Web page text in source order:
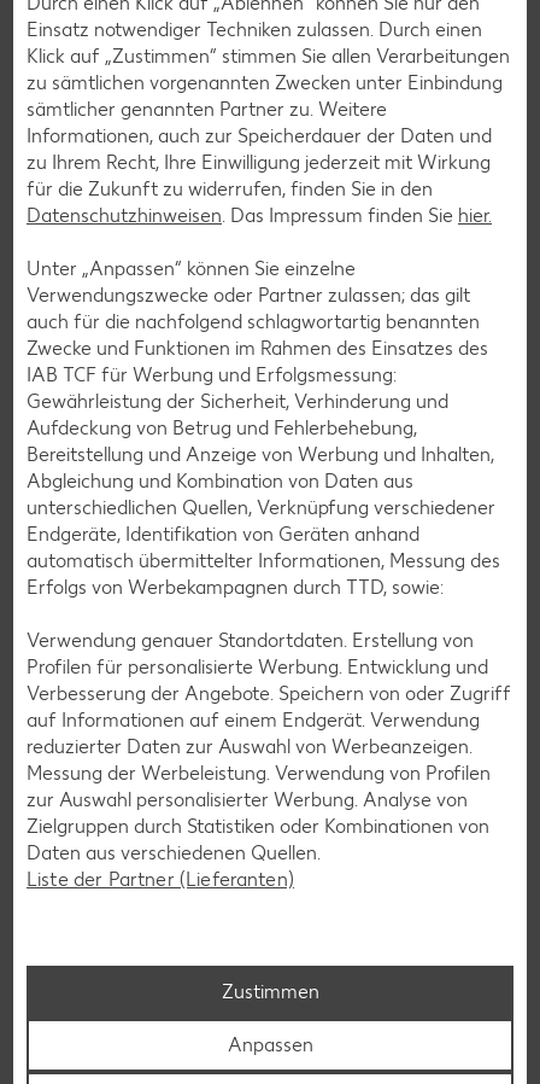
dass unsere Kunden mit uns zufrieden sind und gerne in
unseren Filialen einkaufen.
Zu Kaufland Services
Service an unseren Kassen
Du kannst an unseren Kassen mit der Girocard, Kreditkarte
oder deinem Smartphone bezahlen sowie Bargeld abheben
Mehr erfahren
Einsatz notwendiger Techniken zulassen. Durch einen
Klick auf „Zustimmen“ stimmen Sie allen Verarbeitungen
zu sämtlichen vorgenannten Zwecken unter Einbindung
sämtlicher genannten Partner zu. Weitere
Informationen, auch zur Speicherdauer der Daten und
zu Ihrem Recht, Ihre Einwilligung jederzeit mit Wirkung
für die Zukunft zu widerrufen, finden Sie in den
Datenschutzhinweisen. Das Impressum finden Sie hier.
Unter „Anpassen“ können Sie einzelne
Verwendungszwecke oder Partner zulassen; das gilt
auch für die nachfolgend schlagwortartig benannten
Zwecke und Funktionen im Rahmen des Einsatzes des
IAB TCF für Werbung und Erfolgsmessung:
Gewährleistung der Sicherheit, Verhinderung und
Aufdeckung von Betrug und Fehlerbehebung,
Bereitstellung und Anzeige von Werbung und Inhalten,
Abgleichung und Kombination von Daten aus
unterschiedlichen Quellen, Verknüpfung verschiedener
Endgeräte, Identifikation von Geräten anhand
automatisch übermittelter Informationen, Messung des
Erfolgs von Werbekampagnen durch TTD, sowie:
Verwendung genauer Standortdaten. Erstellung von
Profilen für personalisierte Werbung. Entwicklung und
Verbesserung der Angebote. Speichern von oder Zugriff
auf Informationen auf einem Endgerät. Verwendung
reduzierter Daten zur Auswahl von Werbeanzeigen.
Messung der Werbeleistung. Verwendung von Profilen
zur Auswahl personalisierter Werbung. Analyse von
Zielgruppen durch Statistiken oder Kombinationen von
Daten aus verschiedenen Quellen.
Liste der Partner (Lieferanten)
Zustimmen
Anpassen